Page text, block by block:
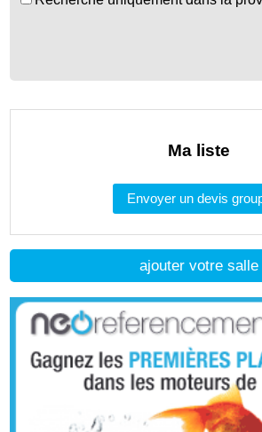
ajouter votre salle
Ma liste
Envoyer un devis